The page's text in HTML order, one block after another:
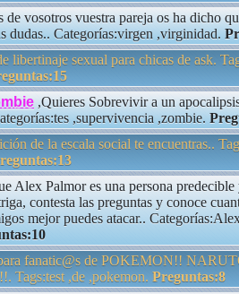
de vosotros vuestra pareja os ha dicho
dudas.. Categorías:virgen ,virginidad.
libertinaje sexual para chicas de ask.
,Quieres Sobrevivir a un
,supervivencia ,zombie.
de la escala social te encuentras..
Alex Palmor es una persona predecible
contesta las preguntas y conoce
mejor puedes atacar..
fanatic@s de POKEMON!!
Tags:test ,de ,pokemon. Preguntas:8